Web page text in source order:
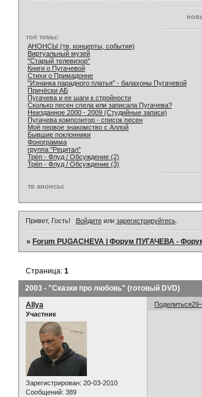
топ темы:
АНОНСЫ (тв, концерты, события)
Виртуальный музей
"Старый телевизор"
Книги о Пугачевой
Стихи о Примадонне
"Изнанка парадного платья" - балахоны Пугачевой
Причёски АБ
Пугачева и ее шаги к стройности
Сколько песен спела или записала Пугачева?
Неизданное 2000 - 2009 (Студийные записи)
Пугачева композитор - список песен
Моё первое знакомство с Аллой
Бывшие поклонники
Фонограмма
группа "Рецитал"
Трёп - Флуд / Обсуждение (2)
Трёп - Флуд / Обсуждение (3)
тв анонсы:
Привет, Гость! Войдитеили зарегистрируйтесь.
»Forum PUGACHEVA | Форум ПУГАЧЕВА -
2003 - "Сказки про любовь" (готовый DVD)
Страница:1
Поделиться
AIlya
Участник
Зарегистрирован: 20-03-2010
Сообщений: 389